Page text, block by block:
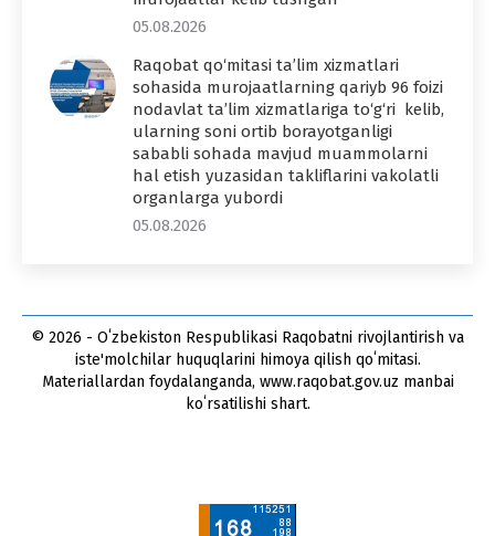
05.08.2026
Raqobat qo‘mitasi ta’lim xizmatlari
sohasida murojaatlarning qariyb 96 foizi
nodavlat ta’lim xizmatlariga to‘g‘ri kelib,
ularning soni ortib borayotganligi
sababli sohada mavjud muammolarni
hal etish yuzasidan takliflarini vakolatli
organlarga yubordi
05.08.2026
© 2026 - Oʻzbekiston Respublikasi Raqobatni rivojlantirish va
iste'molchilar huquqlarini himoya qilish qoʻmitasi.
Materiallardan foydalanganda, www.raqobat.gov.uz manbai
koʻrsatilishi shart.